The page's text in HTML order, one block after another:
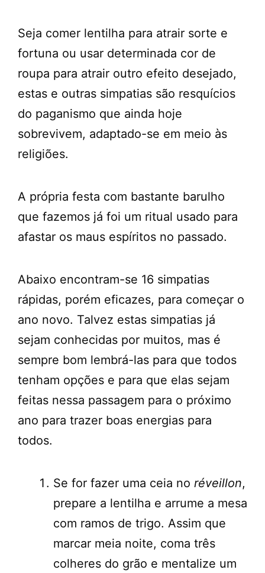
Seja comer lentilha para atrair sorte e
fortuna ou usar determinada cor de
roupa para atrair outro efeito desejado,
estas e outras simpatias são resquícios
do paganismo que ainda hoje
sobrevivem, adaptado-se em meio às
religiões.
A própria festa com bastante barulho
que fazemos já foi um ritual usado para
afastar os maus espíritos no passado.
Abaixo encontram-se 16 simpatias
rápidas, porém eficazes, para começar o
ano novo. Talvez estas simpatias já
sejam conhecidas por muitos, mas é
sempre bom lembrá-las para que todos
tenham opções e para que elas sejam
feitas nessa passagem para o próximo
ano para trazer boas energias para
todos.
Se for fazer uma ceia no réveillon,
prepare a lentilha e arrume a mesa
com ramos de trigo. Assim que
marcar meia noite, coma três
colheres do grão e mentalize um